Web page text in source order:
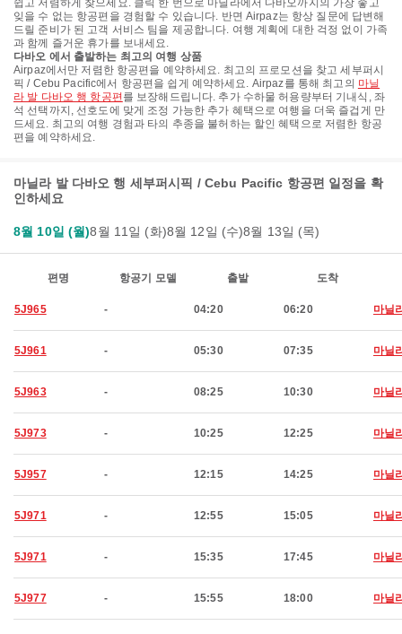
쉽고 저렴하게 찾으세요. 클릭 한 번으로 마닐라에서 다바오까지의 가장 좋고
잊을 수 없는 항공편을 경험할 수 있습니다. 반면 Airpaz는 항상 질문에 답변해
드릴 준비가 된 고객 서비스 팀을 제공합니다. 여행 계획에 대한 걱정 없이 가족
과 함께 즐거운 휴가를 보내세요.
다바오 에서 출발하는 최고의 여행 상품
Airpaz에서만 저렴한 항공편을 예약하세요. 최고의 프로모션을 찾고 세부퍼시
픽 / Cebu Pacific에서 항공편을 쉽게 예약하세요. Airpaz를 통해 최고의 마닐
라 발 다바오 행 항공편 를 보장해드립니다. 추가 수하물 허용량부터 기내식, 좌
석 선택까지, 선호도에 맞게 조정 가능한 추가 혜택으로 여행을 더욱 즐겁게 만
드세요. 최고의 여행 경험과 타의 추종을 불허하는 할인 혜택으로 저렴한 항공
편을 예약하세요.
마닐라 발 다바오 행 세부퍼시픽 / Cebu Pacific 항공편 일정을 확
인하세요
8월 10일 (월)8월 11일 (화)8월 12일 (수)8월 13일 (목)
편명 항공기 모델 출발 도착
5J965 - 04:20 06:20 마닐
5J961 - 05:30 07:35 마닐
5J963 - 08:25 10:30 마닐
5J973 - 10:25 12:25 마닐
5J957 - 12:15 14:25 마닐
5J971 - 12:55 15:05 마닐
5J971 - 15:35 17:45 마닐
5J977 - 15:55 18:00 마닐